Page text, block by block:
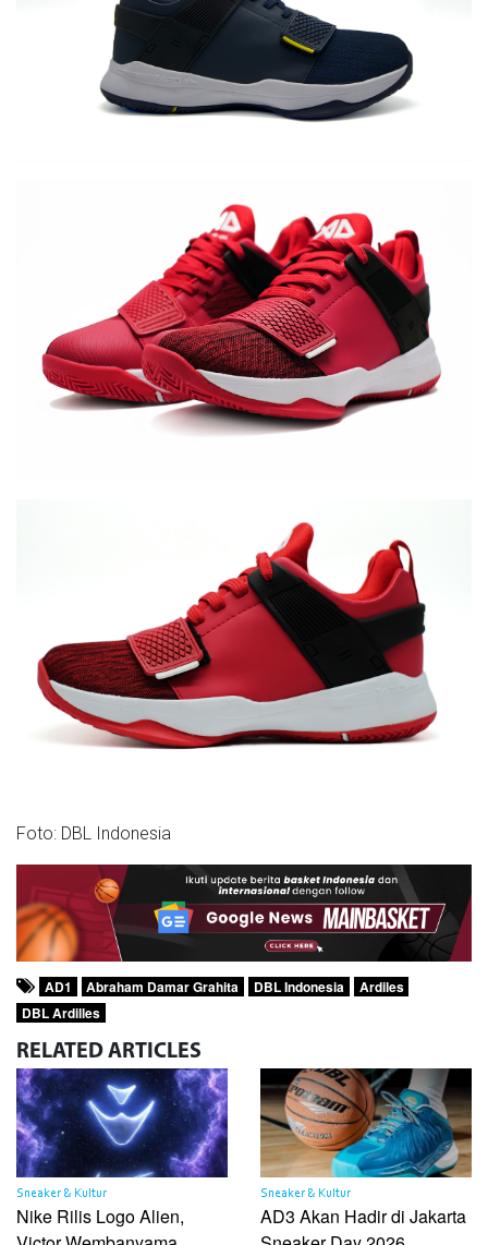
Foto: DBL Indonesia
AD1 Abraham Damar Grahita DBL Indonesia
Ardiles
DBL Ardilles
RELATED ARTICLES
Sneaker & Kultur
Nike Rilis Logo Alien,
Sneaker & Kultur
AD3 Akan Hadir di Jakarta